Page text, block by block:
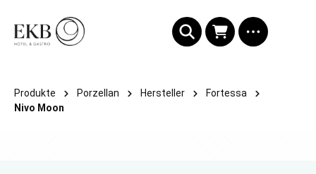
Produkte Porzellan Hersteller
Fortessa
Nivo Moon